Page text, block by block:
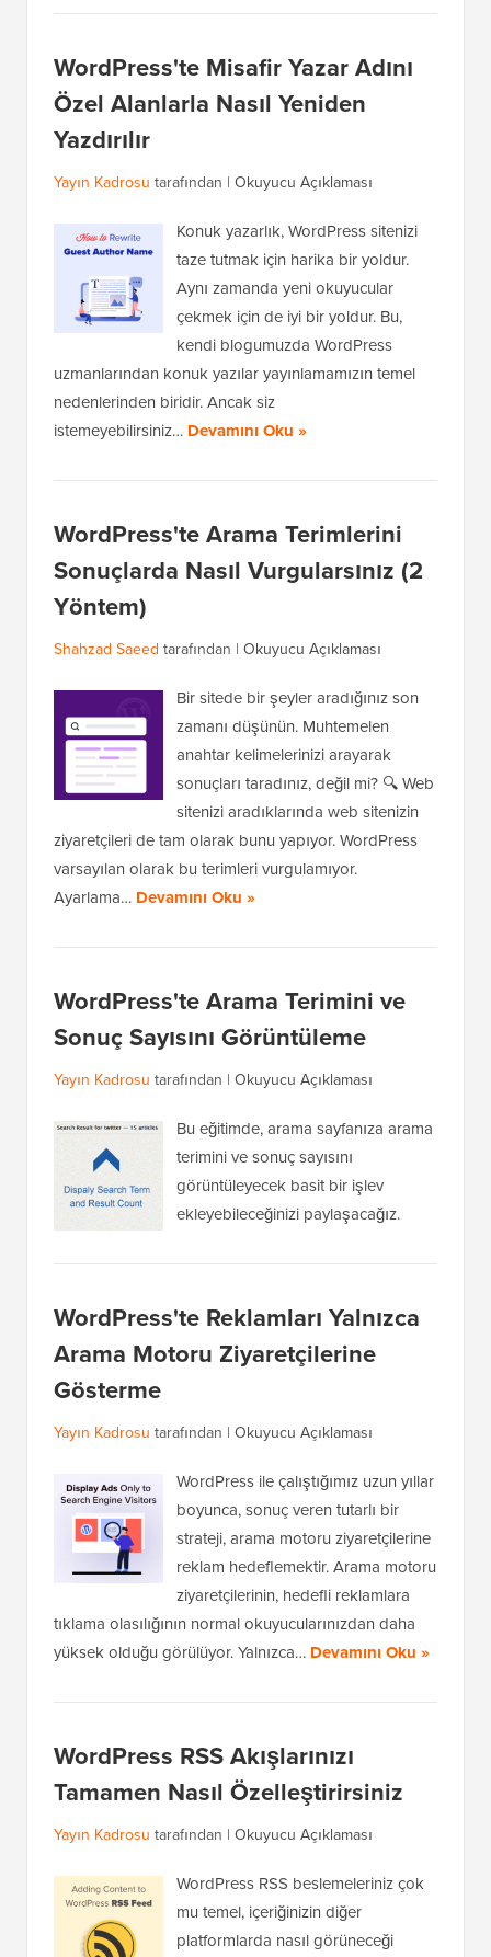
WordPress'te Misafir Yazar Adını
Özel Alanlarla Nasıl Yeniden
Yazdırılır
Yayın Kadrosu tarafından | Okuyucu Açıklaması
Konuk yazarlık, WordPress sitenizi
taze tutmak için harika bir yoldur.
Aynı zamanda yeni okuyucular
çekmek için de iyi bir yoldur. Bu,
kendi blogumuzda WordPress
uzmanlarından konuk yazılar yayınlamamızın temel
nedenlerinden biridir. Ancak siz
istemeyebilirsiniz… Devamını Oku »
WordPress'te Arama Terimlerini
Sonuçlarda Nasıl Vurgularsınız (2
Yöntem)
Shahzad Saeed tarafından | Okuyucu Açıklaması
Bir sitede bir şeyler aradığınız son
zamanı düşünün. Muhtemelen
anahtar kelimelerinizi arayarak
sonuçları taradınız, değil mi? 🔍 Web
sitenizi aradıklarında web sitenizin
ziyaretçileri de tam olarak bunu yapıyor. WordPress
varsayılan olarak bu terimleri vurgulamıyor.
Ayarlama… Devamını Oku »
WordPress'te Arama Terimini ve
Sonuç Sayısını Görüntüleme
Yayın Kadrosu tarafından | Okuyucu Açıklaması
Bu eğitimde, arama sayfanıza arama
terimini ve sonuç sayısını
görüntüleyecek basit bir işlev
ekleyebileceğinizi paylaşacağız.
WordPress'te Reklamları Yalnızca
Arama Motoru Ziyaretçilerine
Gösterme
Yayın Kadrosu tarafından | Okuyucu Açıklaması
WordPress ile çalıştığımız uzun yıllar
boyunca, sonuç veren tutarlı bir
strateji, arama motoru ziyaretçilerine
reklam hedeflemektir. Arama motoru
ziyaretçilerinin, hedefli reklamlara
tıklama olasılığının normal okuyucularınızdan daha
yüksek olduğu görülüyor. Yalnızca… Devamını Oku »
WordPress RSS Akışlarınızı
Tamamen Nasıl Özelleştirirsiniz
Yayın Kadrosu tarafından | Okuyucu Açıklaması
WordPress RSS beslemeleriniz çok
mu temel, içeriğinizin diğer
platformlarda nasıl görüneceği